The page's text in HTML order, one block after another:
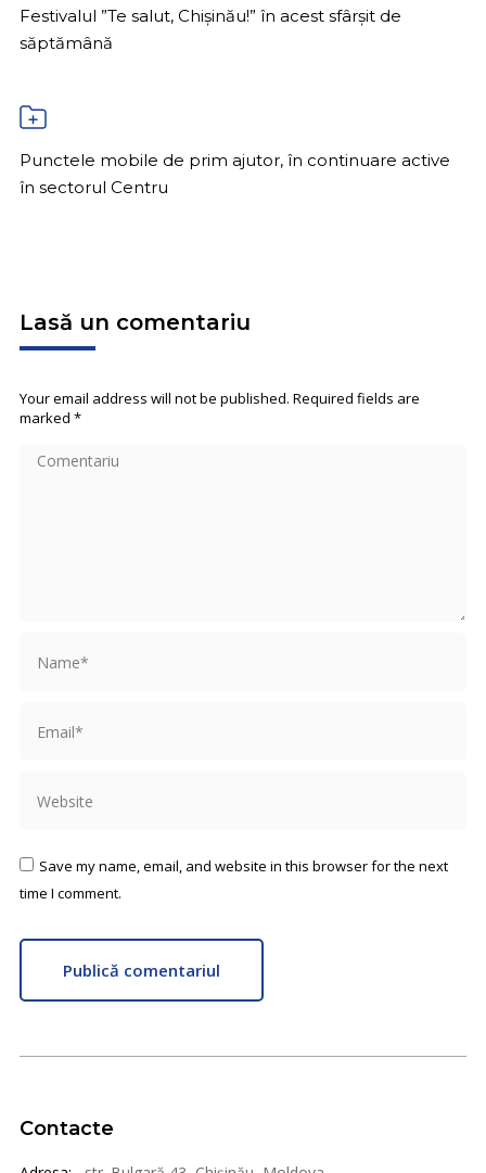
Festivalul ”Te salut, Chișinău!” în acest sfârșit de
săptămână
Punctele mobile de prim ajutor, în continuare active
în sectorul Centru
Lasă un comentariu
Your email address will not be published. Required fields are
marked *
Comentariu
Save my name, email, and website in this browser for the next
time I comment.
Publică comentariul
Contacte